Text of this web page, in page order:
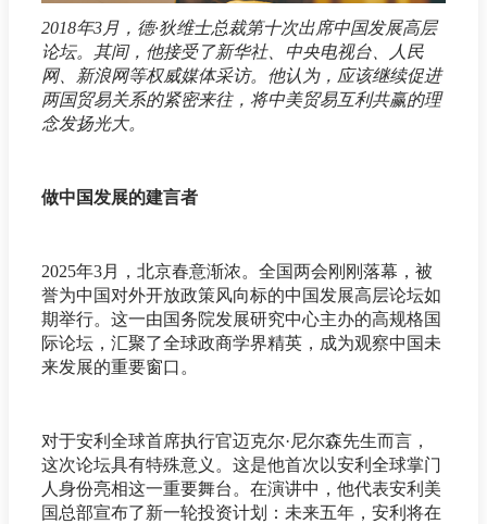
2018年3月，德·狄维士总裁第十次出席中国发展高层
论坛。其间，他接受了新华社、中央电视台、人民
网、新浪网等权威媒体采访。他认为，应该继续促进
两国贸易关系的紧密来往，将中美贸易互利共赢的理
念发扬光大。
做中国发展的建言者
2025年3月，北京春意渐浓。全国两会刚刚落幕，被
誉为中国对外开放政策风向标的中国发展高层论坛如
期举行。这一由国务院发展研究中心主办的高规格国
际论坛，汇聚了全球政商学界精英，成为观察中国未
来发展的重要窗口。
对于安利全球首席执行官迈克尔·尼尔森先生而言，
这次论坛具有特殊意义。这是他首次以安利全球掌门
人身份亮相这一重要舞台。在演讲中，他代表安利美
国总部宣布了新一轮投资计划：未来五年，安利将在